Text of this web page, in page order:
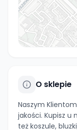
O sklepie
Naszym
jakości. Kupisz u
też koszule,